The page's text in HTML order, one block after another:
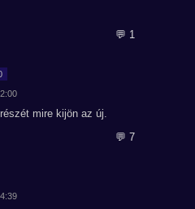
💬 1
mire kijön az új.
💬 7